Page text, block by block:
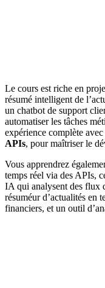
Le cours est riche en
résumé intelligent de
un chatbot de support
automatiser les tâches
expérience complète avec
APIs, pour maîtriser le
Vous apprendrez
temps réel via des APIs,
IA qui analysent des flux
résuméur d’actualités en
financiers, et un outil